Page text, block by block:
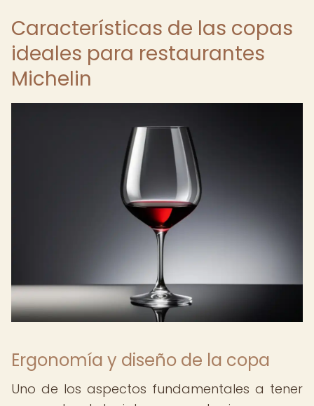
Características de las copas
ideales para restaurantes
Michelin
Ergonomía y diseño de la copa
Uno de los aspectos fundamentales a tener